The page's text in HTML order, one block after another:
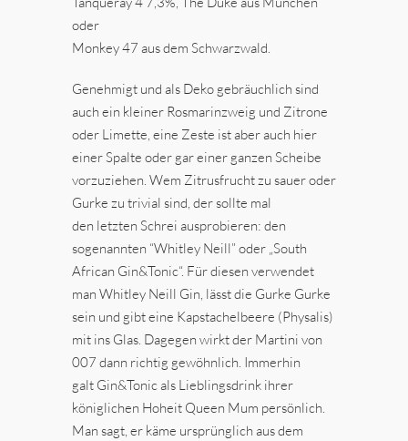
oder
Monkey 47 aus dem Schwarzwald.
Genehmigt und als Deko gebräuchlich sind
auch ein kleiner Rosmarinzweig und Zitrone
oder Limette, eine Zeste ist aber auch hier
einer Spalte oder gar einer ganzen Scheibe
vorzuziehen. Wem Zitrusfrucht zu sauer oder
Gurke zu trivial sind, der sollte mal
den letzten Schrei ausprobieren: den
sogenannten “Whitley Neill” oder „South
African Gin&Tonic“. Für diesen verwendet
man Whitley Neill Gin, lässt die Gurke Gurke
sein und gibt eine Kapstachelbeere (Physalis)
mit ins Glas. Dagegen wirkt der Martini von
007 dann richtig gewöhnlich. Immerhin
galt Gin&Tonic als Lieblingsdrink ihrer
königlichen Hoheit Queen Mum persönlich.
Man sagt, er käme ursprünglich aus dem